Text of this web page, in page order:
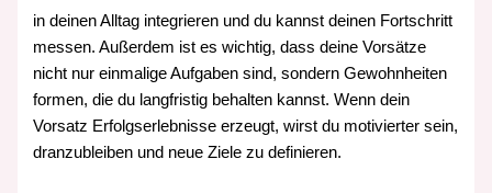
in deinen Alltag integrieren und du kannst deinen Fortschritt
messen. Außerdem ist es wichtig, dass deine Vorsätze
nicht nur einmalige Aufgaben sind, sondern Gewohnheiten
formen, die du langfristig behalten kannst. Wenn dein
Vorsatz Erfolgserlebnisse erzeugt, wirst du motivierter sein,
dranzubleiben und neue Ziele zu definieren.